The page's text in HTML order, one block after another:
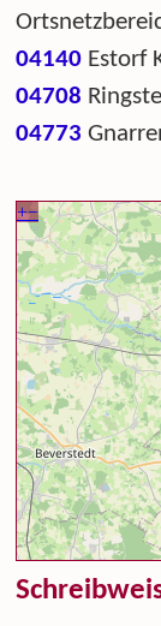
04140 Estorf
04708
04773